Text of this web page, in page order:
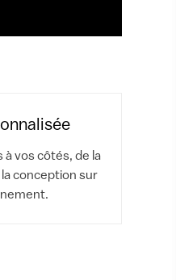
vos côtés, de la
conception sur